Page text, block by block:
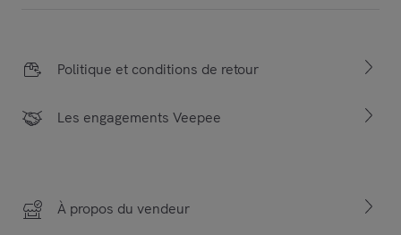
Politique et conditions de retour
Les engagements Veepee
À propos du vendeur